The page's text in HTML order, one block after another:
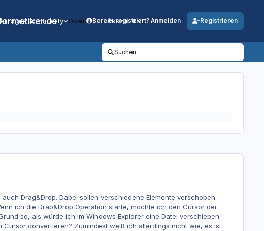
Community DownloadsJobs Info
Bereits registriert? Anmelden Registrieren
Suchen
Drag&Drop. Dabei sollen verschiedene Elemente verschoben
ich die Drap&Drop Operation starte, möchte ich den Cursor der
so, als würde ich im Windows Explorer eine Datei verschieben.
convertieren? Zumindest weiß ich allerdings nicht wie, es ist